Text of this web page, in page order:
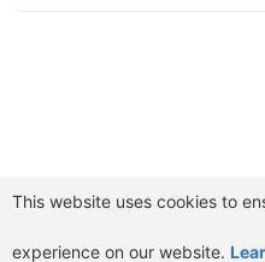
This website uses cookies to
experience on our website.